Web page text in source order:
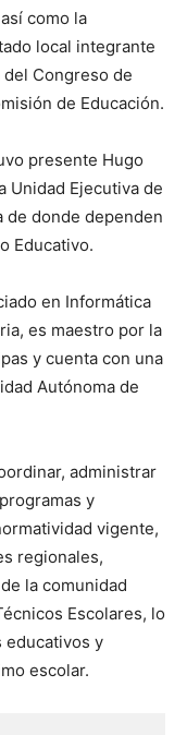
como la
local integrante
Congreso de
de Educación.
presente Hugo
Unidad Ejecutiva de
de donde dependen
Educativo.
en Informática
es maestro por la
y cuenta con una
Autónoma de
administrar
y
vigente,
regionales,
la comunidad
Escolares, lo
y
escolar.